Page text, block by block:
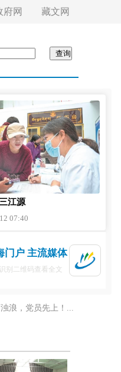
府网 藏文网
省“全民...
年“全民健身日...
笔账” 守好集...
国际机场T3航...
水 筑巢引凤聚...
北州王洛宾音乐...
见证青海消费跃升
界香·富民路
青专家服务活...
浪，党员先上！...
江源
07:40
门户 主流媒体
别二维码查看全文